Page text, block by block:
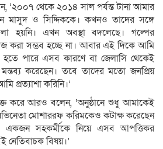
‘২০০৭ থেকে ২০১৪ সাল পর্যন্ত টানা আমার
মাসুদ ও সিদ্দিককে। কখনও তাদের সঙ্গে
হয়নি। এখন অবস্থা বদলেছে। গল্পের
করা সম্ভব হচ্ছে না। আবার এই দিকে আমি
হতে পারে এসব কারণে বা জেলাসি থেকেই
করেছেন। তবে তাদের মতো জনপ্রিয়
প্রত্যাশা করিনি।’
করে আরও বলেন, ‘অনুষ্ঠানে শুধু আমাকেই
মোশাররফ করিমকেও কটাক্ষ করেছেন
একজন সহকর্মীকে নিয়ে এসব আপত্তিকর
নেতিবাচক বিষয়।’